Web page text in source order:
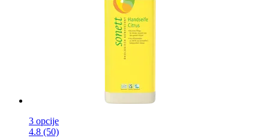
3 opcije
4.8 (50)